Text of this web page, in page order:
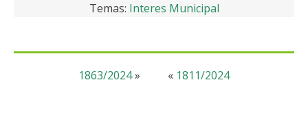
Temas: Interes Municipal
« 1811/2024
1863/2024»